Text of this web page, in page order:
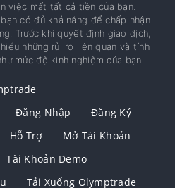
việc mất tất cả tiền của bạn.
có đủ khả năng để chấp nhận
Trước khi quyết định giao dịch,
những rủi ro liên quan và tính
mức độ kinh nghiệm của bạn.
Đăng Nhập
Đăng Ký
Hỗ Trợ
Mở Tài Khoản
Tài Khoản Demo
Tải Xuống Olymptrade